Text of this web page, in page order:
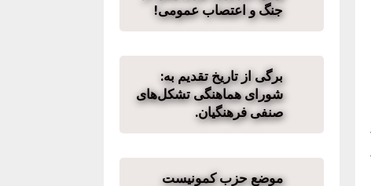
جنگ و اعتصاب عمومی!
برگی از تاریخ تقدیم به:
شورای هماهنگی تشکل‌های
صنفی فرهنگیان.
موضع حزب کمونیست